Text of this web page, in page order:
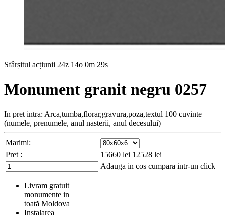
Sfârșitul acțiunii 24z 14o 0m 28s
Monument granit negru 0257
In pret intra: Arca,tumba,florar,gravura,poza,textul 100 cuvinte
(numele, prenumele, anul nasterii, anul decesului)
Marimi:
Pret :
15660lei 12528 lei
Adauga in cos cumpara intr-un click
Livram gratuit
monumente in
toată Moldova
Instalarea